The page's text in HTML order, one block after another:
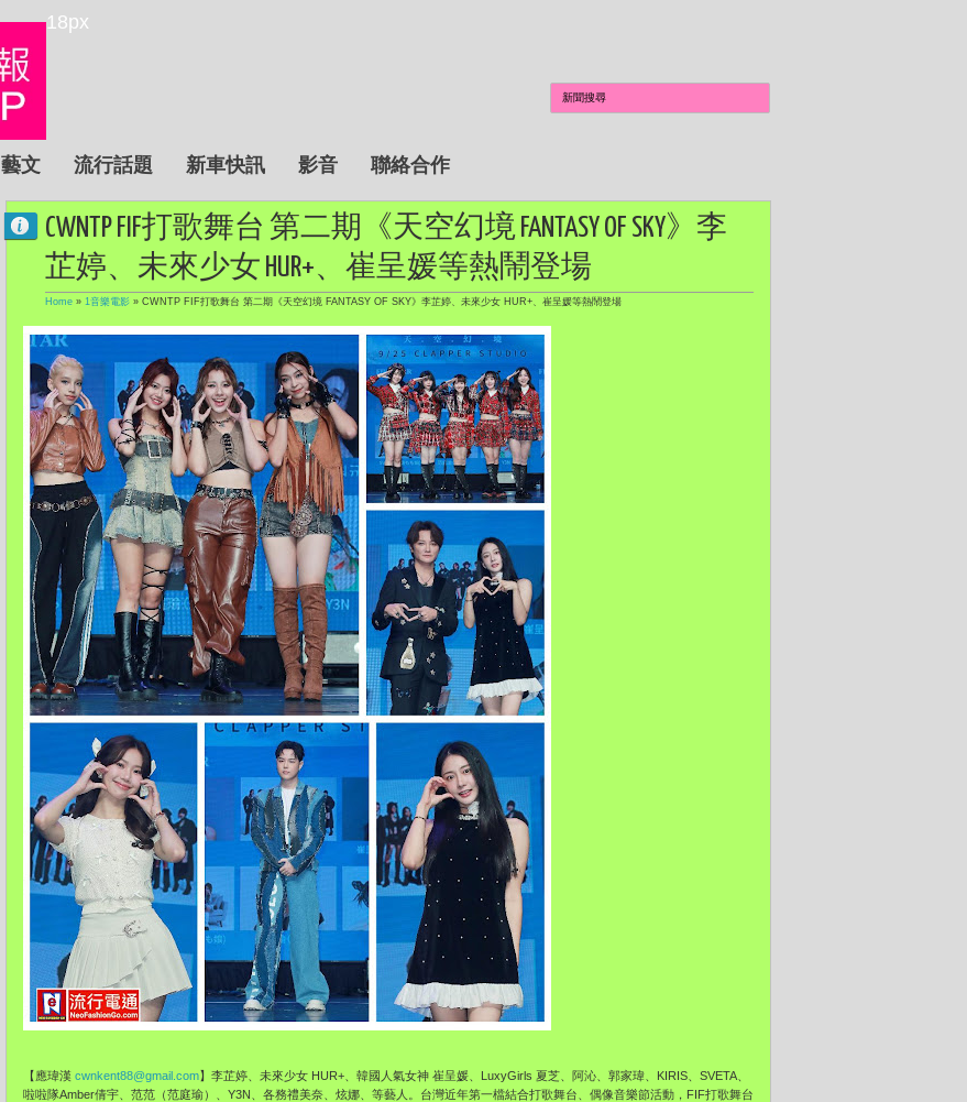
18px
藝文 流行話題 新車快訊 影音 聯絡合作
CWNTP FIF打歌舞台 第二期《天空幻境 FANTASY OF SKY》李
芷婷、未來少女 HUR+、崔呈媛等熱鬧登場
Home » 1音樂電影 » CWNTP FIF打歌舞台 第二期《天空幻境 FANTASY OF SKY》李芷婷、未來少女 HUR+、崔呈媛等熱鬧登場
【應瑋漢 cwnkent88@gmail.com】李芷婷、未來少女 HUR+、韓國人氣女神 崔呈媛、LuxyGirls 夏芝、阿沁、郭家瑋、KIRIS、SVETA、
啦啦隊Amber倩宇、范范（范庭瑜）、Y3N、各務禮美奈、 炫娜、等藝人。台灣近年第一檔結合打歌舞台、偶像音樂節活動， FIF打歌舞台